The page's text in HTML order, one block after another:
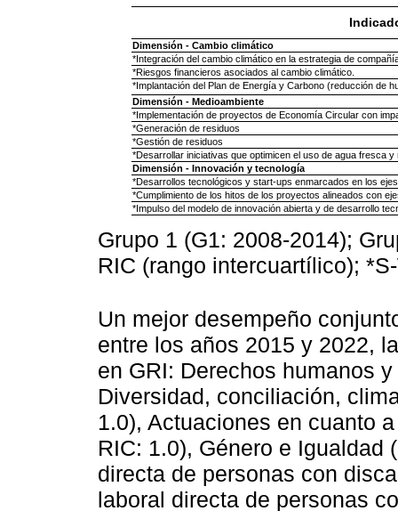
Dimensión - Cambio climático
*Integración del cambio climático en la estrategia de
*Riesgos financieros asociados al cambio climático.
*Implantación del Plan de Energía y Carbono (reducción de
Dimensión - Medioambiente
*Implementación de proyectos de Economía Circular con
*Generación de residuos
*Gestión de residuos
*Desarrollar iniciativas que optimicen el uso de agua fresca
Dimensión - Innovación y tecnología
*Desarrollos tecnológicos y start-ups enmarcados en los
*Cumplimiento de los hitos de los proyectos alineados con
*Impulso del modelo de innovación abierta y de desarrollo
Grupo 1 (G1: 2008-2014);
RIC (rango intercuartílico);
Un mejor desempeño
entre los años 2015 y 2022,
en GRI: Derechos humanos
Diversidad, conciliación,
1.0), Actuaciones en cuanto
RIC: 1.0), Género e Igualdad
directa de personas con
laboral directa de personas